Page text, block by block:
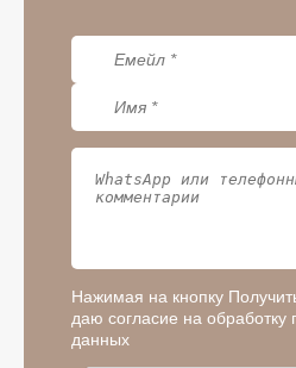
Нажимая на кнопку
даю согласие на обработку
данных